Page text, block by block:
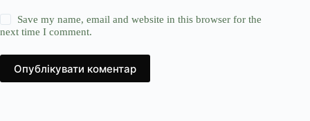
Save my name, email and website in this browser for the
next time I comment.
Опублікувати коментар